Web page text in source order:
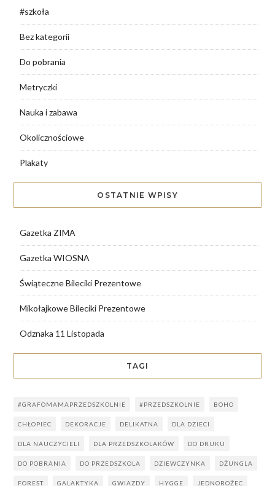
#szkoła
Bez kategorii
Do pobrania
Metryczki
Nauka i zabawa
Okolicznościowe
Plakaty
OSTATNIE WPISY
Gazetka ZIMA
Gazetka WIOSNA
Świąteczne Bileciki Prezentowe
Mikołajkowe Bileciki Prezentowe
Odznaka 11 Listopada
TAGI
#GRAFOMAMAPRZEDSZKOLNIE #PRZEDSZKOLNIE BOHO
CHŁOPIEC DEKORACJE DELIKATNA DLA DZIECI
DLA NAUCZYCIELI DLA PRZEDSZKOLAKÓW DO DRUKU
DO POBRANIA DO PRZEDSZKOLA DZIEWCZYNKA DŻUNGLA
FOREST GALAKTYKA GWIAZDY HYGGE JEDNOROŻEC